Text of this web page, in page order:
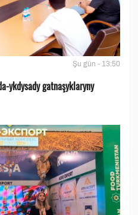
Şu gün - 13:50
ykdysady gatnaşyklaryny